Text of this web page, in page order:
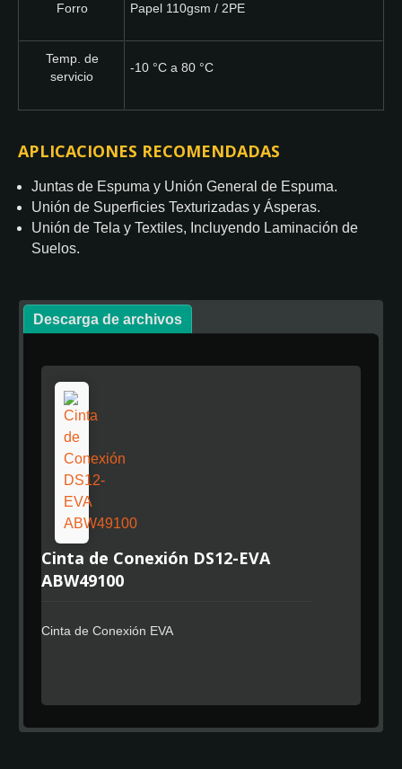
Forro Papel 110gsm / 2PE
Temp. de
servicio
-10 °C a 80 °C
APLICACIONES RECOMENDADAS
Juntas de Espuma y Unión General de Espuma.
Unión de Superficies Texturizadas y Ásperas.
Unión de Tela y Textiles, Incluyendo Laminación de
Suelos.
Descarga de archivos
Cinta de Conexión DS12-EVA
ABW49100
Cinta de Conexión EVA